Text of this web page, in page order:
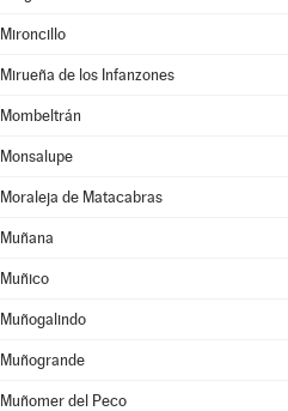
Mironcillo
Mirueña de los Infanzones
Mombeltrán
Monsalupe
Moraleja de Matacabras
Muñana
Muñico
Muñogalindo
Muñogrande
Muñomer del Peco